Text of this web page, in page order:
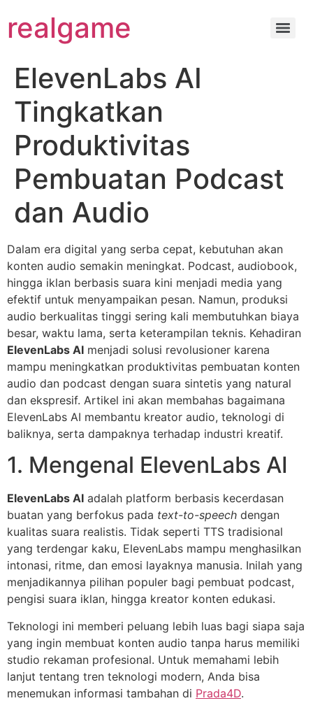
realgame
ElevenLabs AI
Tingkatkan
Produktivitas
Pembuatan Podcast
dan Audio
Dalam era digital yang serba cepat, kebutuhan akan
konten audio semakin meningkat. Podcast, audiobook,
hingga iklan berbasis suara kini menjadi media yang
efektif untuk menyampaikan pesan. Namun, produksi
audio berkualitas tinggi sering kali membutuhkan biaya
besar, waktu lama, serta keterampilan teknis. Kehadiran
ElevenLabs AI menjadi solusi revolusioner karena
mampu meningkatkan produktivitas pembuatan konten
audio dan podcast dengan suara sintetis yang natural
dan ekspresif. Artikel ini akan membahas bagaimana
ElevenLabs AI membantu kreator audio, teknologi di
baliknya, serta dampaknya terhadap industri kreatif.
1. Mengenal ElevenLabs AI
ElevenLabs AI adalah platform berbasis kecerdasan
buatan yang berfokus pada text-to-speech dengan
kualitas suara realistis. Tidak seperti TTS tradisional
yang terdengar kaku, ElevenLabs mampu menghasilkan
intonasi, ritme, dan emosi layaknya manusia. Inilah yang
menjadikannya pilihan populer bagi pembuat podcast,
pengisi suara iklan, hingga kreator konten edukasi.
Teknologi ini memberi peluang lebih luas bagi siapa saja
yang ingin membuat konten audio tanpa harus memiliki
studio rekaman profesional. Untuk memahami lebih
lanjut tentang tren teknologi modern, Anda bisa
menemukan informasi tambahan di Prada4D.